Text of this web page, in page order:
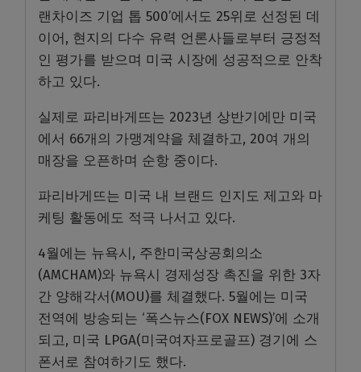
랜차이즈 기업 톱 500’에서도 25위로 선정된 데
이어, 현지의 다수 유력 언론사들로부터 긍정적
인 평가를 받으며 미국 시장에 성공적으로 안착
하고 있다.
실제로 파리바게뜨는 2023년 상반기에만 미국
에서 66개의 가맹계약을 체결하고, 20여 개의
매장을 오픈하며 순항 중이다.
파리바게뜨는 미국 내 브랜드 인지도 제고와 마
케팅 활동에도 적극 나서고 있다.
4월에는 뉴욕시, 주한미국상공회의소
(AMCHAM)와 뉴욕시 경제성장 촉진을 위한 3자
간 양해각서(MOU)를 체결했다. 5월에는 미국
전역에 방송되는 ‘폭스뉴스(FOX NEWS)’에 소개
되고, 미국 LPGA(미국여자프로골프) 경기에 스
폰서로 참여하기도 했다.